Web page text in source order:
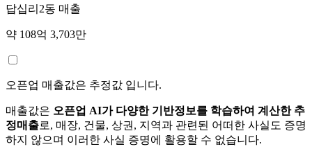
답십리2동 매출
약 108억 3,703만
오픈업 매출값은 추정값 입니다.
매출값은 오픈업 AI가 다양한 기반정보를 학습하여 계산한 추
정매출로, 매장, 건물, 상권, 지역과 관련된 어떠한 사실도 증명
하지 않으며 이러한 사실 증명에 활용할 수 없습니다.